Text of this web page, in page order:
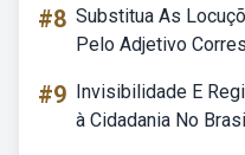
#8 Substitua As
Pelo Adjetivo
#9 Invisibilidade E
à Cidadania No